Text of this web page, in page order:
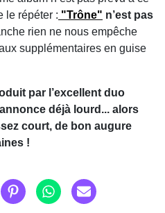
le répéter : "Trône" n’est pas
rien ne nous empêche
supplémentaires en guise
par l’excellent duo
déjà lourd... alors
court, de bon augure
!